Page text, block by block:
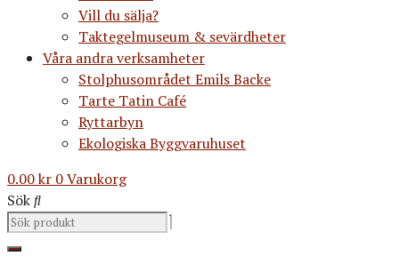
Vill du sälja?
Taktegelmuseum & sevärdheter
Våra andra verksamheter
Stolphusområdet Emils Backe
Tarte Tatin Café
Ryttarbyn
Ekologiska Byggvaruhuset
0.00kr 0Varukorg
Sök